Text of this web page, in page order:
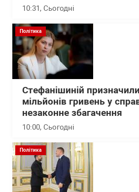
10:31, Сьогодні
Політика
Стефанішиній
мільйонів гривень у
незаконне збагачення
10:00, Сьогодні
Політика